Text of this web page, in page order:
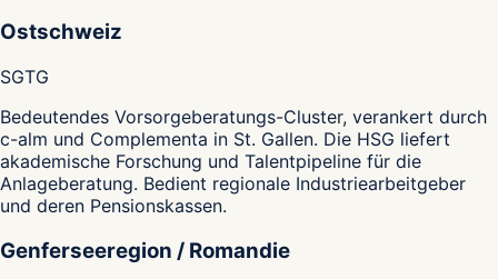
Ostschweiz
SGTG
Bedeutendes Vorsorgeberatungs-Cluster, verankert durch
c-alm und Complementa in St. Gallen. Die HSG liefert
akademische Forschung und Talentpipeline für die
Anlageberatung. Bedient regionale Industriearbeitgeber
und deren Pensionskassen.
Genferseeregion / Romandie